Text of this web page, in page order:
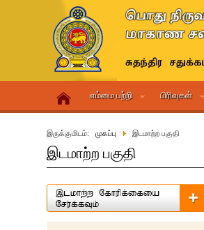
எம்மை பற்றி பிரிவுகள்
இருக்குமிடம்: முகப்பு இடமாற்ற பகுதி
இடமாற்ற பகுதி